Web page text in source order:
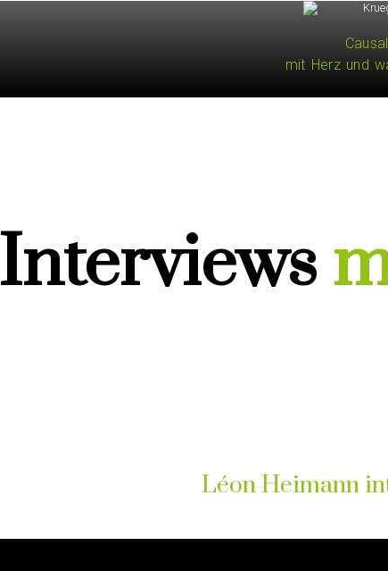
mit Herz und
Interviews
Léon Heimann